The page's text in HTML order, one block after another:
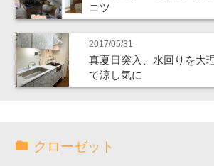
コツ
2017/05/31
真夏日突入、水回りを大
て涼し気に
クローゼット